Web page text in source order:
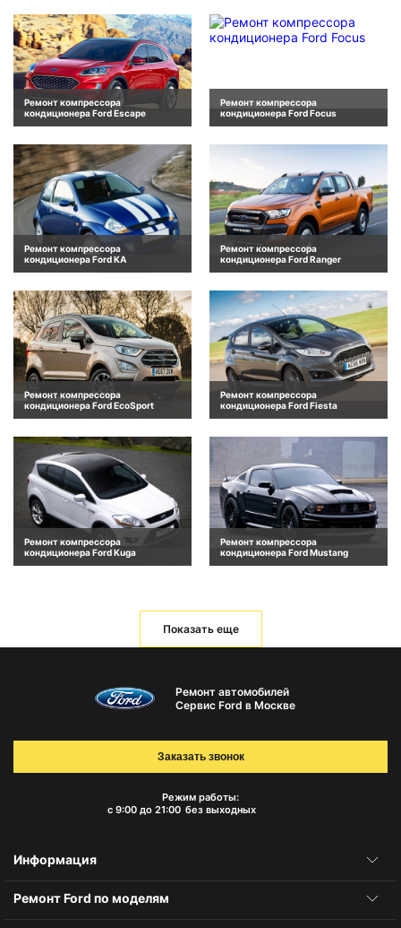
Ремонт компрессора
кондиционера Ford Escape
Ремонт компрессора
кондиционера Ford Focus
Ремонт компрессора
кондиционера Ford KA
Ремонт компрессора
кондиционера Ford Ranger
Ремонт компрессора
кондиционера Ford EcoSport
Ремонт компрессора
кондиционера Ford Fiesta
Ремонт компрессора
кондиционера Ford Kuga
Ремонт компрессора
кондиционера Ford Mustang
Показать еще
Ремонт автомобилей
Сервис Ford в Москве
Режим работы:
с 9:00 до 21:00 без выходных
Заказать звонок
Информация
Ремонт Ford по моделям